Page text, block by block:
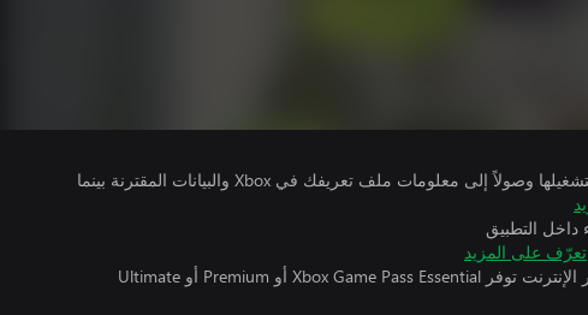
يتلقى ناشرو الألعاب التي تقوم بتشغيلها وصولاً إلى معلومات ملف تعريفك في Xbox والبيانات المقترنة بينما
داخل التطبيق
تعرّف على المزيد
تتطلب اللعبة متعددة اللاعبين عبر الإنترنت توفر Xbox Game Pass Essential أو Premium أو Ultimate